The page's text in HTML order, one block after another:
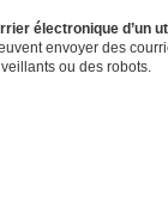
électronique d’un
envoyer des
ou des robots.